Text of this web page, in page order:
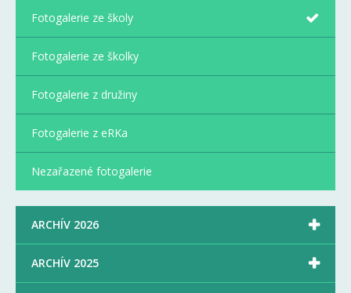
Fotogalerie ze školy
Fotogalerie ze školky
Fotogalerie z družiny
Fotogalerie z eRKa
Nezařazené fotogalerie
ARCHÍV 2026 
ARCHÍV 2025 